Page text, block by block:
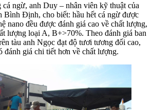
ngừ, anh Duy – nhân viên kỹ thuật của
Định, cho biết: hầu hết cá ngừ được
nano đều được đánh giá cao về chất lượng,
lượng loại A, B+>70%. Theo đánh giá ban
tàu anh Ngọc đạt độ tươi tương đối cao,
đánh giá chi tiết hơn về chất lượng.